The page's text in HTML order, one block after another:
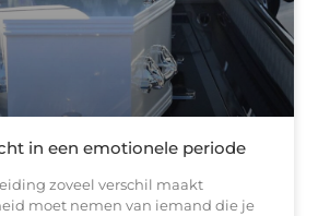
in een emotionele periode
zoveel verschil maakt
moet nemen van iemand die je